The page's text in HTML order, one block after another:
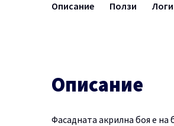
Описание Ползи
Описание
Фасадната акрилна боя е на